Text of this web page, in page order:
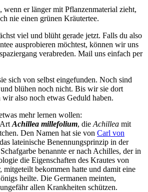
wenn er länger mit Pflanzenmaterial zieht,
nie einen grünen Kräutertee.
viel und blüht gerade jetzt. Falls du also
ausprobieren möchtest, können wir uns
verabreden. Mail uns einfach per
sich von selbst eingefunden. Noch sind
blühen noch nicht. Bis wir sie dort
wir also noch etwas Geduld haben.
mehr lernen wollen:
Achillea millefolium, die Achillea mit
Den Namen hat sie von Carl von
lateinische Benennungsprinzip in der
benannte er nach Achilles, der in
die Eigenschaften des Krautes von
mitgeteilt bekommen hatte und damit eine
heilte. Die Germanen meinten,
allen Krankheiten schützen.